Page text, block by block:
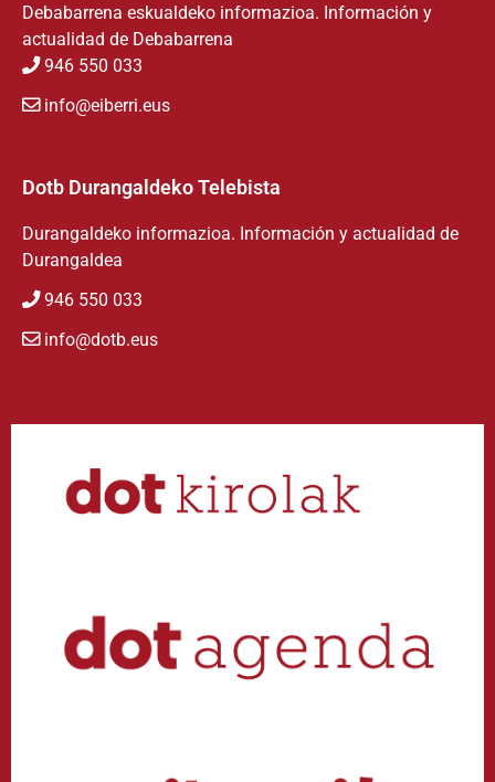
Debabarrena eskualdeko informazioa. Información y
actualidad de Debabarrena
946 550 033
info@eiberri.eus
Dotb Durangaldeko Telebista
Durangaldeko informazioa. Información y actualidad de
Durangaldea
946 550 033
info@dotb.eus